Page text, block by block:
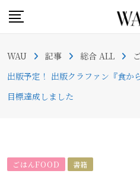
Skip
content
WAU 記事 総合 ALL
出版予定！ 出版クラファン『食か
目標達成しました
ごはんFOOD 書籍